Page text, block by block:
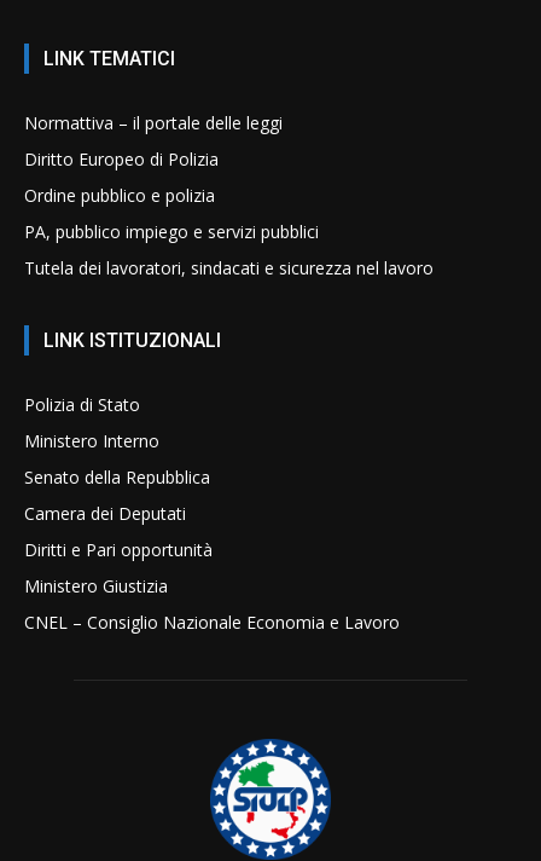
LINK TEMATICI
Normattiva – il portale delle leggi
Diritto Europeo di Polizia
Ordine pubblico e polizia
PA, pubblico impiego e servizi pubblici
Tutela dei lavoratori, sindacati e sicurezza nel lavoro
LINK ISTITUZIONALI
Polizia di Stato
Ministero Interno
Senato della Repubblica
Camera dei Deputati
Diritti e Pari opportunità
Ministero Giustizia
CNEL – Consiglio Nazionale Economia e Lavoro